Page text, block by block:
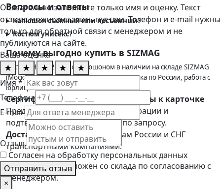
Вопросы и ответы
Капюшон съёмный или несъёмный?
Костюм унисекс?
Почему выгодно купить в SIZMAG
Костюм Нейч-2 СОП с капюшоном в наличии на складе SIZMAG
(Москва) — отгрузка в день заказа, доставка по России, работа с
юрлицами по счёту. 8 (495) 128-01-36.
Сертификаты пока не прикреплены к карточке
Предоставим сертификаты, декларации и
подтверждающие документы по запросу.
Доставка:
по Москве, регионам России и СНГ
транспортными компаниями.
Самовывоз:возможен со склада по согласованию с
менеджером.
Обязательно заполните только имя и оценку. Текст
отзыва можно оставить пустым. Телефон и e-mail нужны
только для обратной связи с менеджером и не
публикуются на сайте.
Ваша оценка
★
★ ★ ★
★
Имя *
Телефон
E-mail
Отзыв
Согласен на обработку персональных данных
Отправить отзыв
×